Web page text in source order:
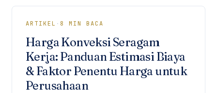
ARTIKEL · 8 MIN BACA
Harga Konveksi Seragam
Kerja: Panduan Estimasi Biaya
& Faktor Penentu Harga untuk
Perusahaan